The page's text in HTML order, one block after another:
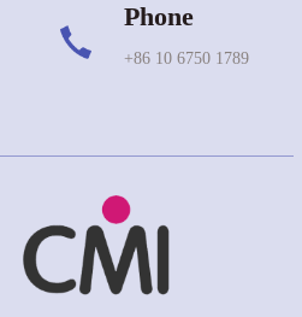
Phone
+86 10 6750 1789